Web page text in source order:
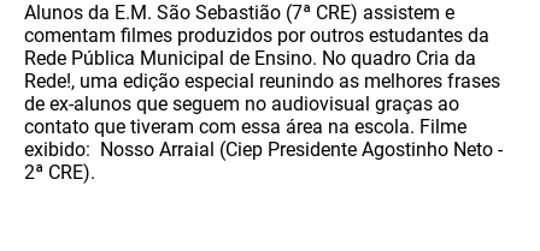
Alunos da E.M. São Sebastião (7ª CRE) assistem e
comentam filmes produzidos por outros estudantes da
Rede Pública Municipal de Ensino. No quadro Cria da
Rede!, uma edição especial reunindo as melhores frases
de ex-alunos que seguem no audiovisual graças ao
contato que tiveram com essa área na escola. Filme
exibido: Nosso Arraial (Ciep Presidente Agostinho Neto -
2ª CRE).